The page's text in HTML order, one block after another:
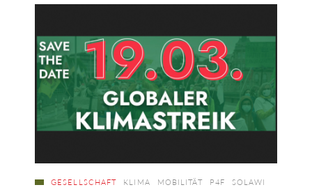
GESELLSCHAFT KLIMA MOBILITÄT P4F SOLAWI